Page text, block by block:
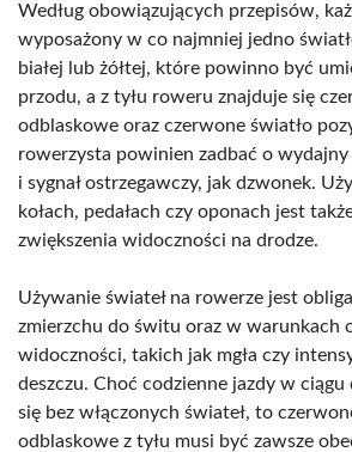
Według obowiązujących przepisów,
wyposażony w co najmniej jedno
białej lub żółtej, które powinno być
przodu, a z tyłu roweru znajduje się
odblaskowe oraz czerwone światło
rowerzysta powinien zadbać o
i sygnał ostrzegawczy, jak dzwonek.
kołach, pedałach czy oponach jest
zwiększenia widoczności na drodze.
Używanie świateł na rowerze jest
zmierzchu do świtu oraz w warunkach
widoczności, takich jak mgła czy
deszczu. Choć codzienne jazdy w
się bez włączonych świateł, to
odblaskowe z tyłu musi być zawsze